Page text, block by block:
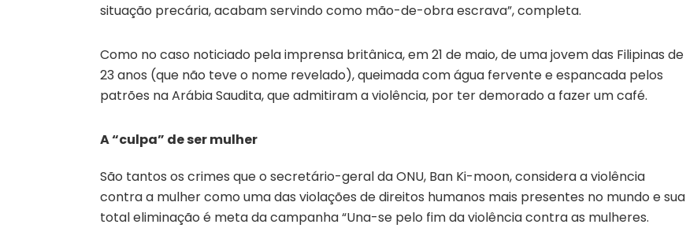
situação precária, acabam servindo como mão-de-obra escrava”, completa.
Como no caso noticiado pela imprensa britânica, em 21 de maio, de uma jovem das Filipinas de
23 anos (que não teve o nome revelado), queimada com água fervente e espancada pelos
patrões na Arábia Saudita, que admitiram a violência, por ter demorado a fazer um café.
A “culpa” de ser mulher
São tantos os crimes que o secretário-geral da ONU, Ban Ki-moon, considera a violência
contra a mulher como uma das violações de direitos humanos mais presentes no mundo e sua
total eliminação é meta da campanha “Una-se pelo fim da violência contra as mulheres.